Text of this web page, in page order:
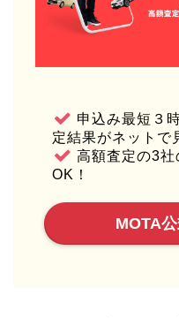
申込み最短３
定結果がネットで
高額査定の3
OK！
MOTA